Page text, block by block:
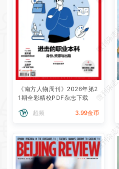
《南方人物周刊》2026年第2
1期全彩精校PDF杂志下载
超频 3.99金币
微刊
微刊杂
微刊杂